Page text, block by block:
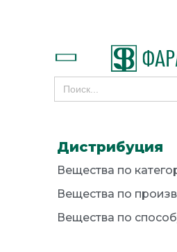
Search
for:
Дистрибуция
Вещества по
Вещества по
Вещества по